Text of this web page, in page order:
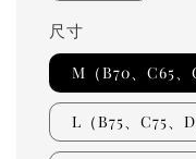
尺寸
M（B70、C65、
L（B75、C75、